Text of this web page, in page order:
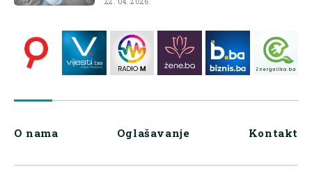
O nama Oglašavanje Kontakt